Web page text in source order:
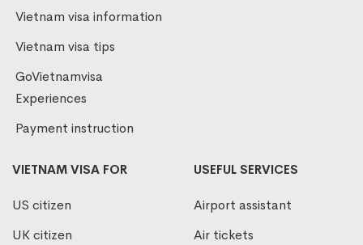
Vietnam visa information
Vietnam visa tips
GoVietnamvisa
Experiences
Payment instruction
VIETNAM VISA FOR
US citizen
UK citizen
USEFUL SERVICES
Airport assistant
Air tickets